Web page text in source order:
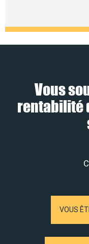
Vous
rentabilité
VOUS